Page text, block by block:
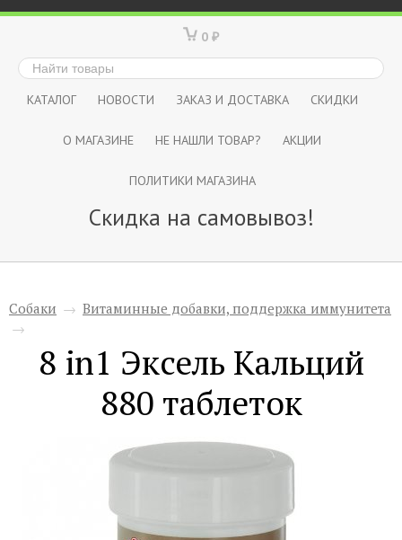
0 ₽
КАТАЛОГ НОВОСТИ ЗАКАЗ И ДОСТАВКА СКИДКИ
О МАГАЗИНЕ НЕ НАШЛИ ТОВАР? АКЦИИ
ПОЛИТИКИ МАГАЗИНА
Скидка на самовывоз!
Собаки → Витаминные добавки, поддержка иммунитета
→
8 in1 Эксель Кальций
880 таблеток